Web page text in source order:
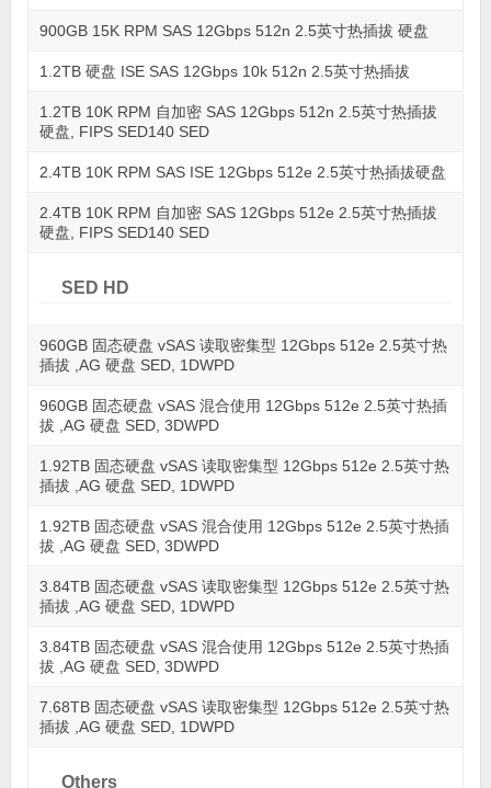
900GB 15K RPM SAS 12Gbps 512n 2.5英寸热插拔 硬盘
1.2TB 硬盘 ISE SAS 12Gbps 10k 512n 2.5英寸热插拔
1.2TB 10K RPM 自加密 SAS 12Gbps 512n 2.5英寸热插拔
硬盘, FIPS SED140 SED
2.4TB 10K RPM SAS ISE 12Gbps 512e 2.5英寸热插拔硬盘
2.4TB 10K RPM 自加密 SAS 12Gbps 512e 2.5英寸热插拔
硬盘, FIPS SED140 SED
SED HD
960GB 固态硬盘 vSAS 读取密集型 12Gbps 512e 2.5英寸热
插拔 ,AG 硬盘 SED, 1DWPD
960GB 固态硬盘 vSAS 混合使用 12Gbps 512e 2.5英寸热插
拔 ,AG 硬盘 SED, 3DWPD
1.92TB 固态硬盘 vSAS 读取密集型 12Gbps 512e 2.5英寸热
插拔 ,AG 硬盘 SED, 1DWPD
1.92TB 固态硬盘 vSAS 混合使用 12Gbps 512e 2.5英寸热插
拔 ,AG 硬盘 SED, 3DWPD
3.84TB 固态硬盘 vSAS 读取密集型 12Gbps 512e 2.5英寸热
插拔 ,AG 硬盘 SED, 1DWPD
3.84TB 固态硬盘 vSAS 混合使用 12Gbps 512e 2.5英寸热插
拔 ,AG 硬盘 SED, 3DWPD
7.68TB 固态硬盘 vSAS 读取密集型 12Gbps 512e 2.5英寸热
插拔 ,AG 硬盘 SED, 1DWPD
Others